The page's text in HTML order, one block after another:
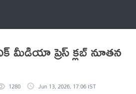
మీడియా ప్రెస్ క్లబ్ నూతన
1280 Jun 13, 2026, 17:06 IST